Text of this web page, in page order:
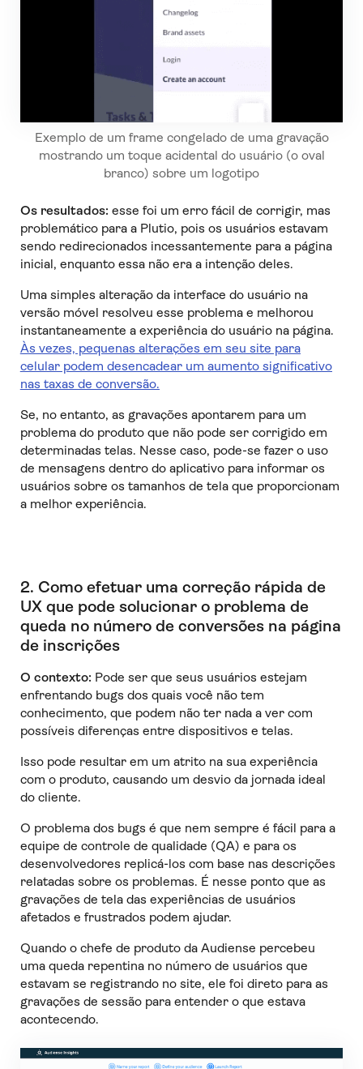
Exemplo de um frame congelado de uma gravação
mostrando um toque acidental do usuário (o oval
branco) sobre um logotipo
Os resultados: esse foi um erro fácil de corrigir, mas
problemático para a Plutio, pois os usuários estavam
sendo redirecionados incessantemente para a página
inicial, enquanto essa não era a intenção deles.
Uma simples alteração da interface do usuário na
versão móvel resolveu esse problema e melhorou
instantaneamente a experiência do usuário na página.
Às vezes, pequenas alterações em seu site para
celular podem desencadear um aumento significativo
nas taxas de conversão.
Se, no entanto, as gravações apontarem para um
problema do produto que não pode ser corrigido em
determinadas telas. Nesse caso, pode-se fazer o uso
de mensagens dentro do aplicativo para informar os
usuários sobre os tamanhos de tela que proporcionam
a melhor experiência.
2. Como efetuar uma correção rápida de
UX que pode solucionar o problema de
queda no número de conversões na página
de inscrições
O contexto: Pode ser que seus usuários estejam
enfrentando bugs dos quais você não tem
conhecimento, que podem não ter nada a ver com
possíveis diferenças entre dispositivos e telas.
Isso pode resultar em um atrito na sua experiência
com o produto, causando um desvio da jornada ideal
do cliente.
O problema dos bugs é que nem sempre é fácil para a
equipe de controle de qualidade (QA) e para os
desenvolvedores replicá-los com base nas descrições
relatadas sobre os problemas. É nesse ponto que as
gravações de tela das experiências de usuários
afetados e frustrados podem ajudar.
Quando o chefe de produto da Audiense percebeu
uma queda repentina no número de usuários que
estavam se registrando no site, ele foi direto para as
gravações de sessão para entender o que estava
acontecendo.